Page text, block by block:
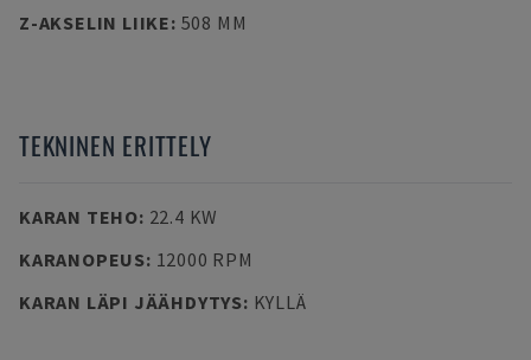
Z-AKSELIN LIIKE: 508 MM
TEKNINEN ERITTELY
KARAN TEHO: 22.4 KW
KARANOPEUS: 12000 RPM
KARAN LÄPI JÄÄHDYTYS: KYLLÄ